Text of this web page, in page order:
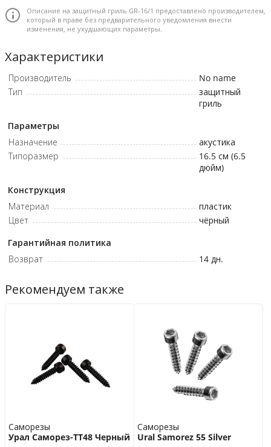
Описание на защитный гриль GR-16/1 предоставлено производителем,
который в праве без предварительного уведомления внести
изменения, не ухудшающих параметры.
Характеристики
Производитель
No name
Тип
защитный
гриль
Параметры
Назначение
акустика
Типоразмер
16.5 см (6.5
дюйм)
Конструкция
Материал
пластик
Цвет
чёрный
Гарантийная политика
Возврат
14 дн.
Рекомендуем также
Саморезы
Урал Саморез-ТТ48 Черный
Саморезы
Ural Samorez 55 Silver